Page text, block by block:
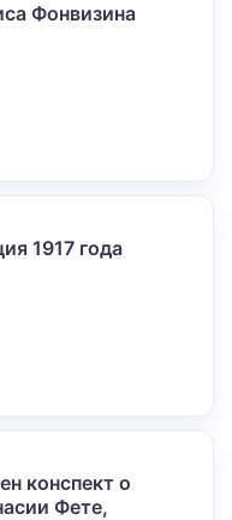
Фонвизина
1917 года
конспект о
Фете,